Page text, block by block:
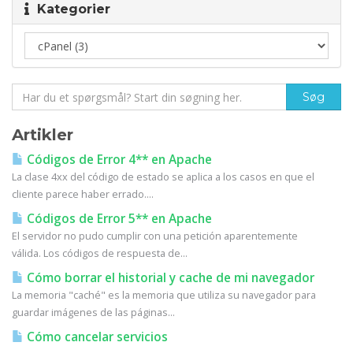
Kategorier
Artikler
Códigos de Error 4** en Apache
La clase 4xx del código de estado se aplica a los casos en que el
cliente parece haber errado....
Códigos de Error 5** en Apache
El servidor no pudo cumplir con una petición aparentemente
válida. Los códigos de respuesta de...
Cómo borrar el historial y cache de mi navegador
La memoria "caché" es la memoria que utiliza su navegador para
guardar imágenes de las páginas...
Cómo cancelar servicios